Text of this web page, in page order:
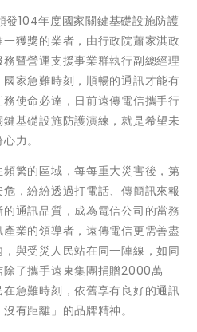
104年度國家關鍵基礎設施防護
獲獎的業者，由行政院蕭家淇政
暨營運支援事業群執行副總經理
家急難時刻，順暢的通訊才能有
使命必達，日前遠傳電信攜手行
基礎設施防護演練，就是希望未
力。
繁的區域，每每重大災害後，第
，紛紛透過打電話、傳簡訊來報
通訊品質，成為電信公司的當務
業的領導者，遠傳電信更需善盡
與受災人民站在同一陣線，如同
除了攜手遠東集團捐贈2000萬
急難時刻，依舊享有良好的通訊
有距離」的品牌精神。